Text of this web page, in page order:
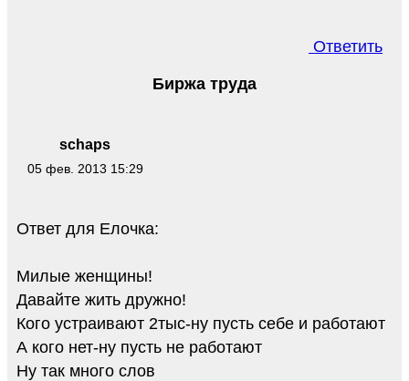
Ответить
schaps
05 фев. 2013 15:29
Биржа труда
Ответ для Елочка:
Милые женщины!
Давайте жить дружно!
Кого устраивают 2тыс-ну пусть себе и работают
А кого нет-ну пусть не работают
Ну так много слов